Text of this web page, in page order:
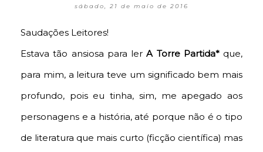
sábado, 21 de maio de 2016
Saudações Leitores!
Estava tão ansiosa para lerA Torre Partida*que,
para mim, a leitura teve um significado bem mais
profundo, pois eu tinha, sim, me apegado aos
personagens e a história, até porque não é o tipo
de literatura que mais curto (ficção científica) mas